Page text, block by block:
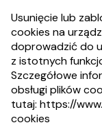
Usunięcie lub
cookies na
doprowadzić do
z istotnych
Szczegółowe
obsługi plików
tutaj: https://
cookies